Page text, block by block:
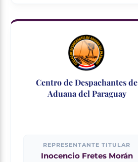
Centro de Despachantes de
Aduana del Paraguay
REPRESENTANTE TITULAR
Inocencio Fretes Morán